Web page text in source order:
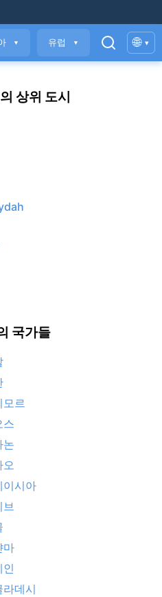
▼ 유럽 ▼ 🌐 ▾
상위 도시
국가들
르
시아
데시